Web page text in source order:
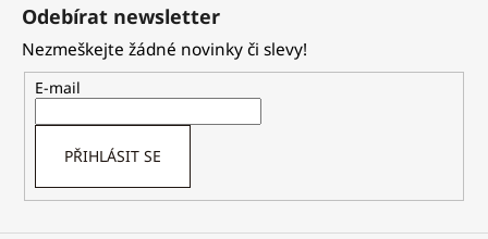
Odebírat newsletter
Nezmeškejte žádné novinky či slevy!
E-mail
PŘIHLÁSIT SE